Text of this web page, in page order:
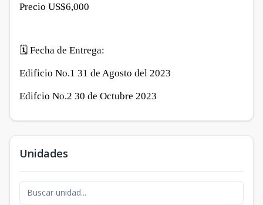
Precio US$6,000
🗓 Fecha de Entrega:
Edificio No.1 31 de Agosto del 2023
Edifcio No.2 30 de Octubre 2023
Unidades